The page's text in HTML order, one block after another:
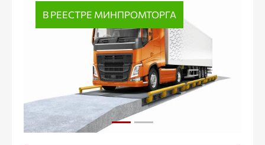
В РЕЕСТРЕ МИНПРОМТОРГА